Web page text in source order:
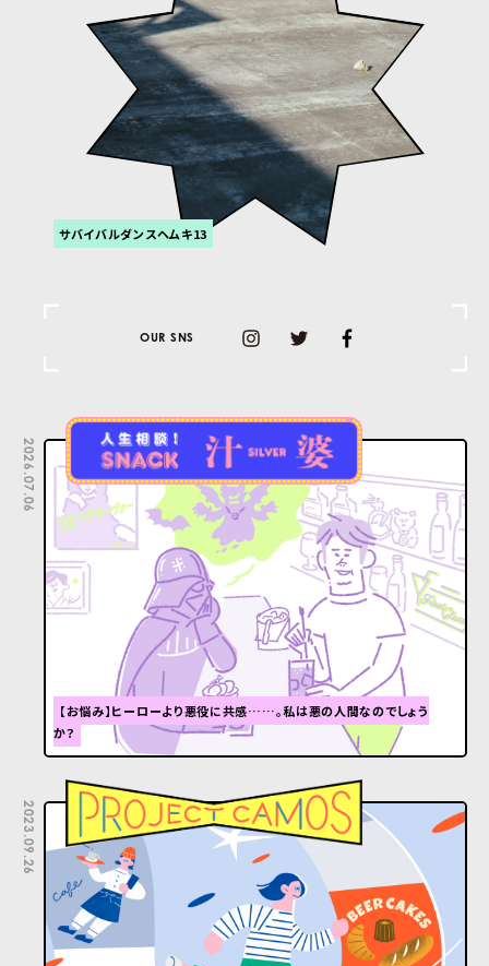
サバイバルダンスヘムキ13
OUR SNS
2026.07.06
【お悩み】ヒーローより悪役に共感……。私は悪の人間なのでしょう
か？
2023.09.26